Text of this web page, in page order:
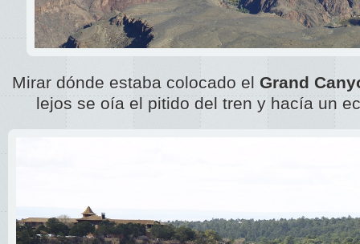
Mirar dónde estaba colocado el Grand
lejos se oía el pitido del tren y hacía un